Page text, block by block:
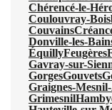
Chérencé-le-
Coulouvray-
Couvains
Donville-les-
ÉquillyFeugères
Gavray-sur-
GorgesGouvets
Graignes-
Grimesnil